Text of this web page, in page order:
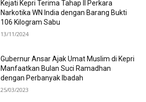
Kejati Kepri Terima Tahap II Perkara
Narkotika WN India dengan Barang Bukti
106 Kilogram Sabu
13/11/2024
Gubernur Ansar Ajak Umat Muslim di Kepri
Manfaatkan Bulan Suci Ramadhan
dengan Perbanyak Ibadah
25/03/2023